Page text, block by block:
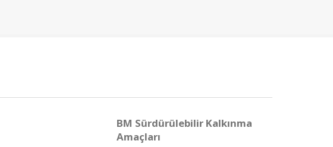
BM Sürdürülebilir Kalkınma
Amaçları